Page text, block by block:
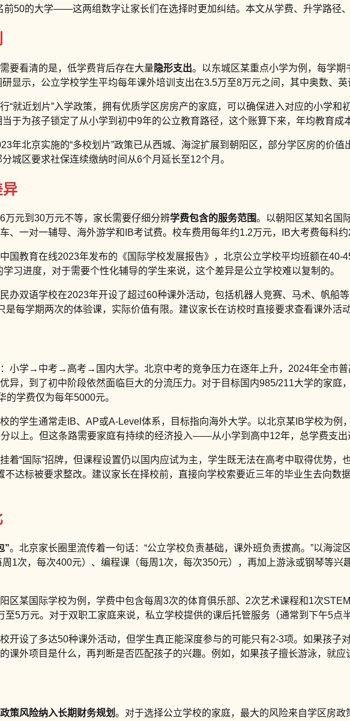
50的大学——这两组数字让家长们在选择时更加纠结。本文从学费、升学路径
要看清的是，低学费背后存在大量 隐形支出。以东城区某重点小学为例，每学
示，公立学校学生平均每年课外培训支出在3.5万至8万元之间，其中奥数、英
“就近划片”入学政策，拥有优质学区房房产的家庭，可以确保进入对应的小学
于为孩子锁定了从小学到初中9年的公立教育路径，这个账算下来，年均教育成
年北京实施的“多校划片”政策已从西城、海淀扩展到朝阳区，部分学区房的价
城区要求社保连续缴纳时间从6个月延长至12个月。
元到30万元不等，家长需要仔细分辨学费包含的服务范围。以朝阳区某知名国
、一对一辅导、海外游学和IB考试费。校车费用每年约1.2万元，IB大考费每科
国教育在线2023年发布的《国际学校发展报告》，北京公立学校平均班额在40-
习进度，对于需要个性化辅导的学生来说，这个差异是公立学校难以复制的。
办双语学校在2023年开设了超过60种课外活动，包括机器人竞赛、马术、帆船
是每学期两次的体验课，实际价值有限。建议家长在访校时直接要求查看课外活
：小学→中考→高考→国内大学。北京中考的竞争压力在逐年上升，2024年全市
异，到了初中阶段依然面临巨大的分流压力。对于目标国内985/211大学的家
学费仅为每年5000元。
的学生通常走IB、AP或A-Level体系，目标指向海外大学。以北京某IB学校为
以上。但这条路需要家庭有持续的经济投入——从小学到高中12年，总学费支出
着“国际”招牌，但课程设置仍以国内应试为主，学生既无法在高考中取得优势
达标被要求整改。建议家长在择校前，直接向学校索要近三年的毕业生去向数
”。北京家长圈里流传着一句话：“公立学校负责基础，课外班负责拔高。”以海
周1次，每次400元）、编程课（每周1次，每次350元），再加上游泳或钢琴等
区某国际学校为例，学费中包含每周3次的体育俱乐部、2次艺术课程和1次
5万元。对于双职工家庭来说，私立学校提供的课后托管服务（通常到下午5点
开设了多达50种课外活动，但学生真正能深度参与的可能只有2-3项。如果孩子
课外项目是什么，再判断是否匹配孩子的兴趣。例如，如果孩子擅长游泳，就
政策风险纳入长期财务规划。对于选择公立学校的家庭，最大的风险来自学区房